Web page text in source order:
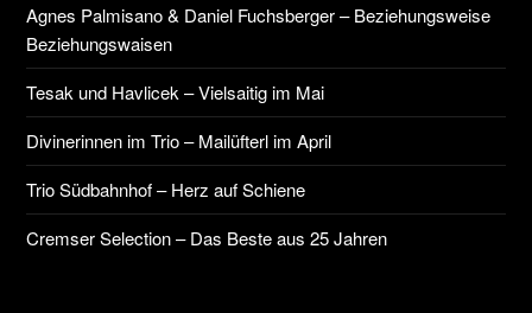
Agnes Palmisano & Daniel Fuchsberger – Beziehungsweise
Beziehungswaisen
Tesak und Havlicek – Vielsaitig im Mai
Divinerinnen im Trio – Mailüfterl im April
Trio Südbahnhof – Herz auf Schiene
Cremser Selection – Das Beste aus 25 Jahren